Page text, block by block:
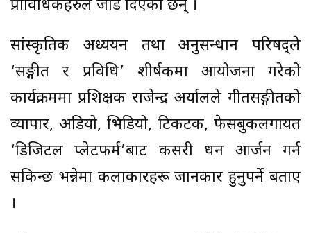
प्राविधिकहरुले जोड दिएका छन् ।
सांस्कृतिक अध्ययन तथा अनुसन्धान परिषद्ले
‘सङ्गीत र प्रविधि’ शीर्षकमा आयोजना गरेको
कार्यक्रममा प्रशिक्षक राजेन्द्र अर्यालले गीतसङ्गीतको
व्यापार, अडियो, भिडियो, टिकटक, फेसबुकलगायत
‘डिजिटल प्लेटफर्म’बाट कसरी धन आर्जन गर्न
सकिन्छ भन्नेमा कलाकारहरू जानकार हुनुपर्ने बताए
।